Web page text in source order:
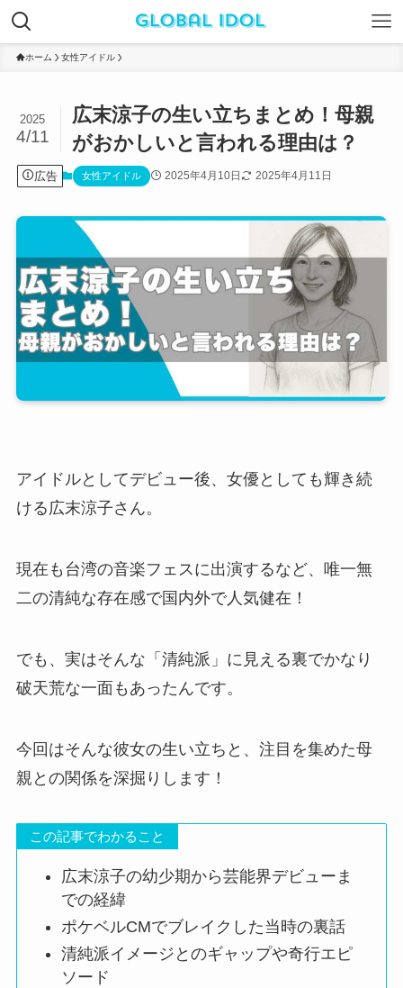
ホーム 女性アイドル
広末涼子の生い立ちまとめ！母親
がおかしいと言われる理由は？
2025
4/11
広告 女性アイドル 2025年4月10日 2025年4月11日
アイドルとしてデビュー後、女優としても輝き続
ける広末涼子さん。
現在も台湾の音楽フェスに出演するなど、唯一無
二の清純な存在感で国内外で人気健在！
でも、実はそんな「清純派」に見える裏でかなり
破天荒な一面もあったんです。
今回はそんな彼女の生い立ちと、注目を集めた母
親との関係を深掘りします！
この記事でわかること
広末涼子の幼少期から芸能界デビューま
での経緯
ポケベルCMでブレイクした当時の裏話
清純派イメージとのギャップや奇行エピ
ソード